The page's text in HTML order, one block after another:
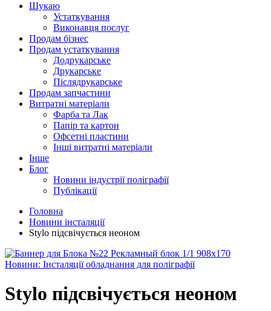
Шукаю
Устаткування
Виконавця послуг
Продам бізнес
Продам устаткування
Додрукарське
Друкарське
Післядрукарське
Продам запчастини
Витратні матеріали
Фарба та Лак
Папір та картон
Офсетні пластини
Інші витратні матеріали
Інше
Блог
Новини індустрії поліграфії
Публікації
Головна
Новини інсталяції
Stylo підсвічується неоном
Новини: Інсталяції обладнання для поліграфії
Stylo підсвічується неоном